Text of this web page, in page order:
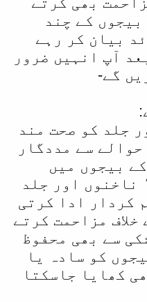
کے چند
بیان کر رہے
آپ انہیں ضرور
گے-
جلد کو صحت مند
سے مددگار
بیجوں میں
موجود چکنائی بالوں٬ ناخنوں اور جلد
کردار ادا کرتی
مزاحمت کرتے
سے بھی محفوظ
کو سادہ یا
کھایا جاسکتا